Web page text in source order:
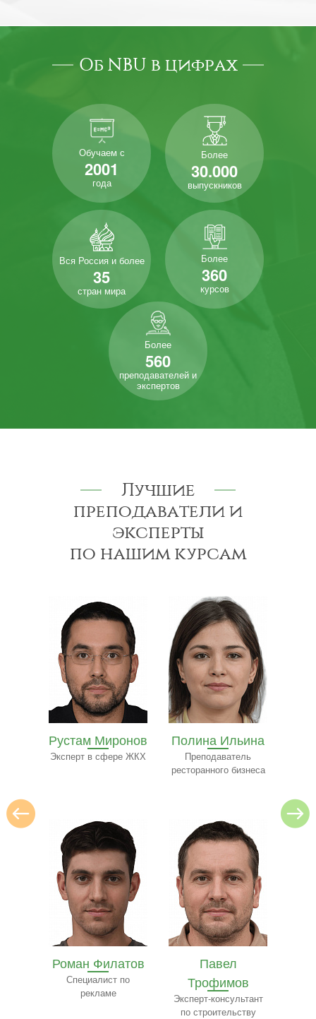
Об NBU в цифрах
Обучаем с
2001
года
Более
30.000
выпускников
Вся Россия и более
35
стран мира
Более
360
курсов
Более
560
преподавателей и
экспертов
Лучшие
преподаватели и
эксперты
по нашим курсам
Рустам Миронов
Эксперт в сфере ЖКХ
Роман Филатов
Специалист по
рекламе
Полина Ильина
Преподаватель
ресторанного бизнеса
Павел
Трофимов
Эксперт-консультант
по строительству